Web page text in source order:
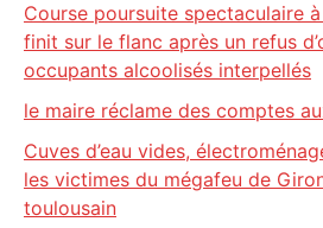
Course poursuite spectaculaire
finit sur le flanc après un refus
occupants alcoolisés interpellés
le maire réclame des comptes
Cuves d’eau vides,
les victimes du mégafeu de
toulousain